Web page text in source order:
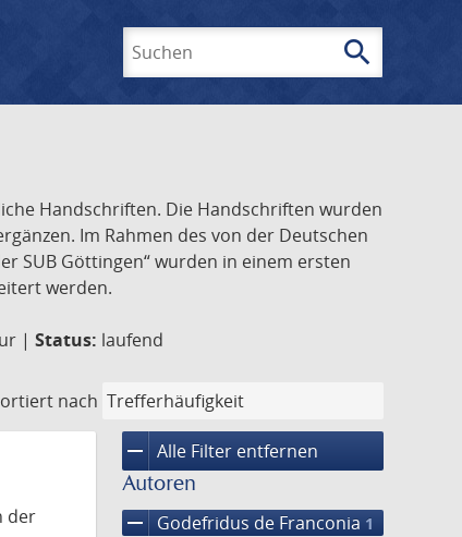
search
Handschriften. Die Handschriften wurden
Im Rahmen des von der Deutschen
SUB Göttingen“ wurden in einem ersten
werden.
| Status: laufend
nach
remove Alle Filter entfernen
Autoren
remove Godefridus de Franconia 1
der